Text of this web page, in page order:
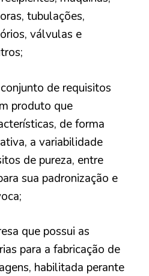
tubulações,
válvulas e
de requisitos
produto que
de forma
a variabilidade
de pureza, entre
sua padronização e
que possui as
para a fabricação de
habilitada perante